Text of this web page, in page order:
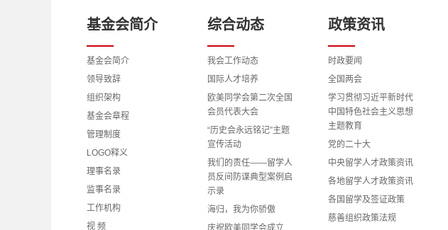
基金会简介
基金会简介
领导致辞
组织架构
基金会章程
管理制度
LOGO释义
理事名录
监事名录
工作机构
视 频
综合动态
我会工作动态
国际人才培养
欧美同学会第二次全国
会员代表大会
“历史会永远铭记”主题
宣传活动
我们的责任——留学人
员反间防谍典型案例启
示录
海归，我为你骄傲
庆祝欧美同学会成立
政策资讯
时政要闻
全国两会
学习贯彻习近平新时代
中国特色社会主义思想
主题教育
党的二十大
中央留学人才政策资讯
各地留学人才政策资讯
各国留学及签证政策
慈善组织政策法规